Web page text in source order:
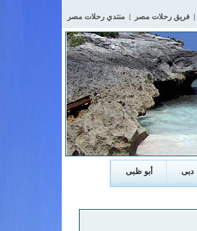
| فريق رحلات مصر | منتدي رحلات مصر
دبى أبو ظبى